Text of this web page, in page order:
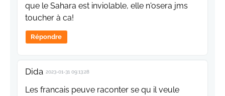
que le Sahara est inviolable, elle n'osera jms
toucher à ca!
Répondre
Dida 2023-01-31 09:13:28
Les francais peuve raconter se qu il veule